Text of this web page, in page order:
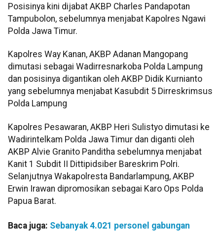
Posisinya kini dijabat AKBP Charles Pandapotan
Tampubolon, sebelumnya menjabat Kapolres Ngawi
Polda Jawa Timur.
Kapolres Way Kanan, AKBP Adanan Mangopang
dimutasi sebagai Wadirresnarkoba Polda Lampung
dan posisinya digantikan oleh AKBP Didik Kurnianto
yang sebelumnya menjabat Kasubdit 5 Dirreskrimsus
Polda Lampung
Kapolres Pesawaran, AKBP Heri Sulistyo dimutasi ke
Wadirintelkam Polda Jawa Timur dan diganti oleh
AKBP Alvie Granito Panditha sebelumnya menjabat
Kanit 1 Subdit II Dittipidsiber Bareskrim Polri.
Selanjutnya Wakapolresta Bandarlampung, AKBP
Erwin Irawan dipromosikan sebagai Karo Ops Polda
Papua Barat.
Baca juga: Sebanyak 4.021 personel gabungan